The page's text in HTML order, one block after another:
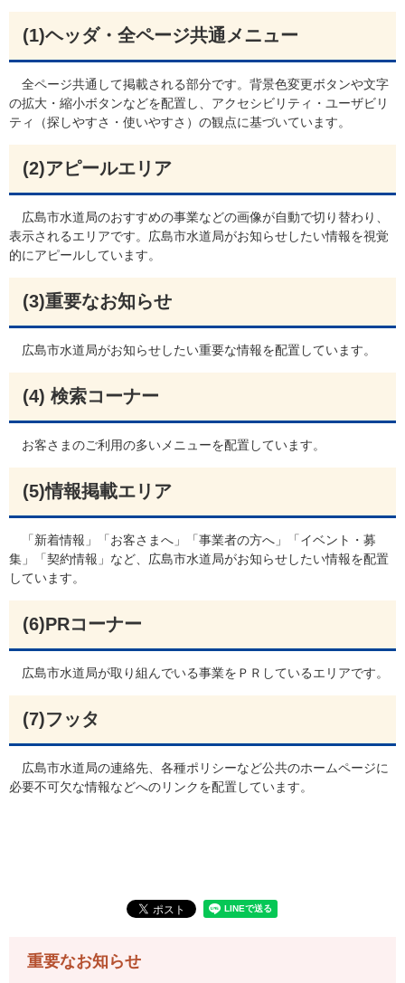
(1)ヘッダ・全ページ共通メニュー
全ページ共通して掲載される部分です。背景色変更ボタンや文字
の拡大・縮小ボタンなどを配置し、アクセシビリティ・ユーザビリ
ティ（探しやすさ・使いやすさ）の観点に基づいています。​
(2)アピールエリア
広島市水道局のおすすめの事業などの画像が自動で切り替わり、
表示されるエリアです。広島市水道局がお知らせしたい情報を視覚
的にアピールしています。
(3)重要なお知らせ
広島市水道局がお知らせしたい重要な情報を配置しています。
(4) 検索コーナー
お客さまのご利用の多いメニューを配置しています。
(5)情報掲載エリア
「新着情報」「お客さまへ」「事業者の方へ」「イベント・募
集」「契約情報」など、広島市水道局がお知らせしたい情報を配置
しています。​
(6)PRコーナー
広島市水道局が取り組んでいる事業をＰＲしているエリアです。​
(7)フッタ
広島市水道局の連絡先、各種ポリシーなど公共のホームページに
必要不可欠な情報などへのリンクを配置しています。​
重要なお知らせ